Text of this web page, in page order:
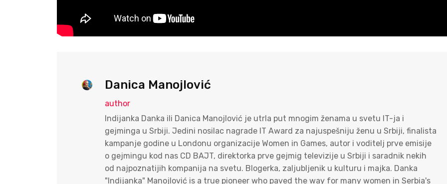
Danica Manojlović
author
Indijanka Danka ili Danica Manojlović je utrla put mnogim ženama u svetu IT-ja i
gejminga u Srbiji. Jedini nosilac nagrade IT Award za najuspešniju ženu u Srbiji, finalista
kampanje godine u Londonu organizacije Women in Games, autor i voditelj prve emisije
o gejmingu kod nas CD BAJT, direktorka prve gejmig televizije u Srbiji i saradnik nekih
od najpoznatijih kompanija na svetu. Blogerka, zaljubljenik u kulturu i majka. Danka
"Indijanka" Manojlović is a true pioneer who paved the way for many women in Serbia's